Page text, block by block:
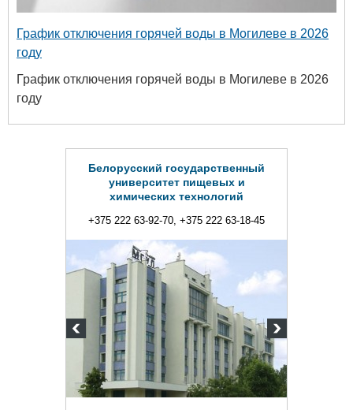
График отключения горячей воды в Могилеве в 2026
году
График отключения горячей воды в Могилеве в 2026
году
Белорусский государственный
университет пищевых и
химических технологий
+375 222 63-92-70, +375 222 63-18-45